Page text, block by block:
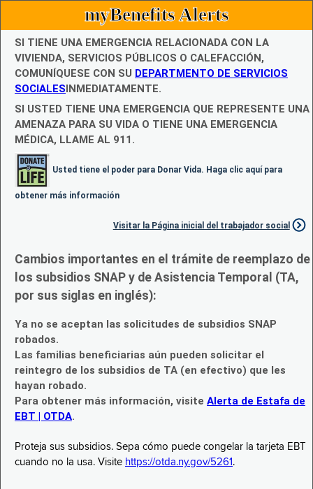
myBenefits Alerts
SI TIENE UNA EMERGENCIA RELACIONADA CON LA
VIVIENDA, SERVICIOS PÚBLICOS O CALEFACCIÓN,
COMUNÍQUESE CON SU DEPARTMENTO DE SERVICIOS
SOCIALESINMEDIATAMENTE.
SI USTED TIENE UNA EMERGENCIA QUE REPRESENTE UNA
AMENAZA PARA SU VIDA O TIENE UNA EMERGENCIA
MÉDICA, LLAME AL 911.
Usted tiene el poder para Donar Vida. Haga clic aquí para
obtener más información
Visitar la Página inicial del trabajador social
Cambios importantes en el trámite de reemplazo de
los subsidios SNAP y de Asistencia Temporal (TA,
por sus siglas en inglés):
Ya no se aceptan las solicitudes de subsidios SNAP
robados.
Las familias beneficiarias aún pueden solicitar el
reintegro de los subsidios de TA (en efectivo) que les
hayan robado.
Para obtener más información, visite Alerta de Estafa de
EBT | OTDA.
Proteja sus subsidios. Sepa cómo puede congelar la tarjeta EBT
cuando no la usa. Visite https://otda.ny.gov/5261 .